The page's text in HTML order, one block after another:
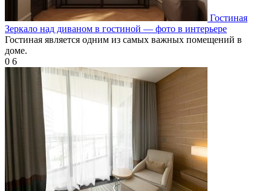
Гостиная
Зеркало над диваном в гостиной — фото в интерьере
Гостиная является одним из самых важных помещений в
доме.
0 6